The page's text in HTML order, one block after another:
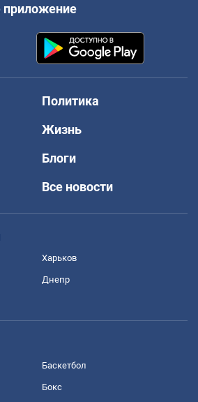
приложение
Политика
Жизнь
Блоги
Все новости
Харьков
Днепр
Баскетбол
Бокс